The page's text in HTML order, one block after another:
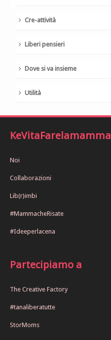
Cre-attività
Liberi pensieri
Dove si va insieme
Utilità
KeVitaFarelamamma
Noi
Collaborazioni
Lib(r)imbi
#MammacheRisate
#Ideeperlacena
Partecipiamo a
The Creative Factory
#tanaliberatutte
StorMoms